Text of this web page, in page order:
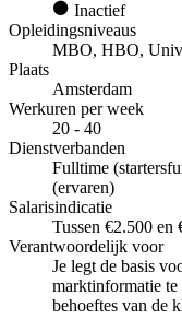
Inactief
Opleidingsniveaus
MBO, HBO,
Plaats
Amsterdam
Werkuren per week
20 - 40
Dienstverbanden
Fulltime
(ervaren)
Salarisindicatie
Tussen €2.500 en
Verantwoordelijk voor
Je legt de basis
marktinformatie te
behoeftes van de